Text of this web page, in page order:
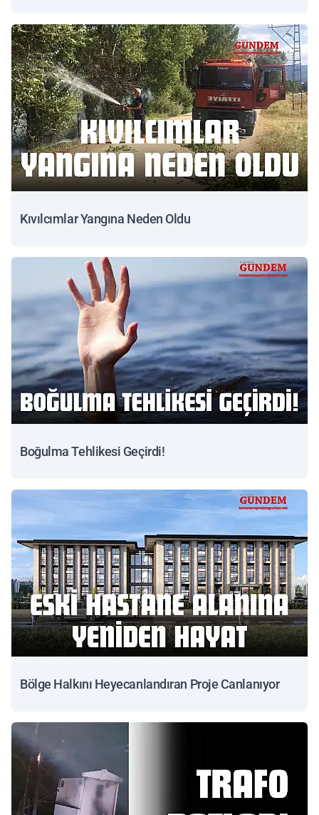
Kıvılcımlar Yangına Neden Oldu
Boğulma Tehlikesi Geçirdi!
Bölge Halkını Heyecanlandıran Proje Canlanıyor